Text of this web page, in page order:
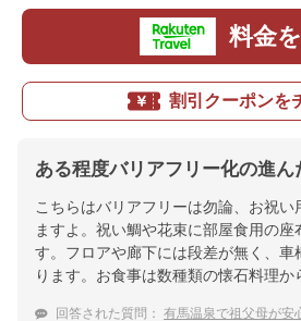
料金
割引クーポンを
ある程度バリアフリー化の進ん
こちらはバリアフリーは勿論、お祝い
ますよ。祝い鯛や花束に部屋食用の
す。フロアや廊下には段差が無く、車
ります。お食事は数種類の懐石料理か
回答された質問： 有馬温泉で祖父母が安心して過ごせる